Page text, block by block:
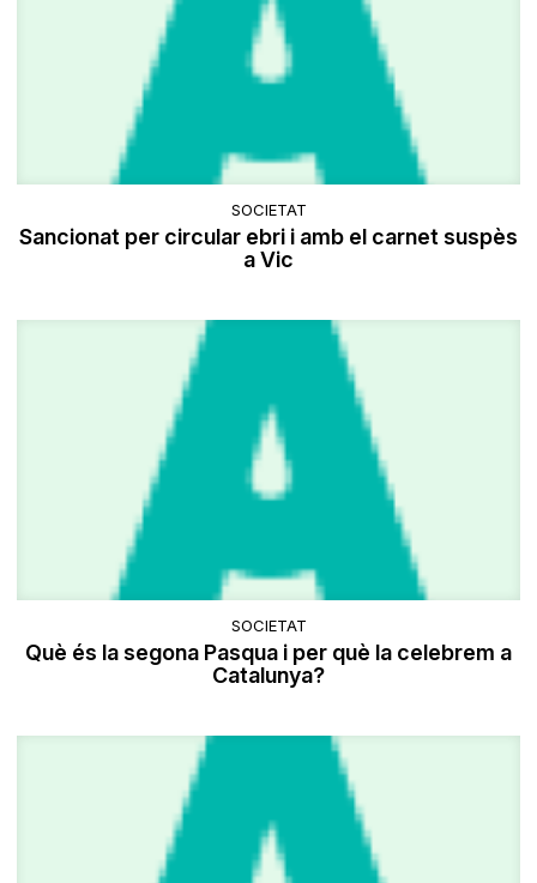
SOCIETAT
Sancionat per circular ebri i amb el carnet suspès
a Vic
SOCIETAT
Què és la segona Pasqua i per què la celebrem a
Catalunya?